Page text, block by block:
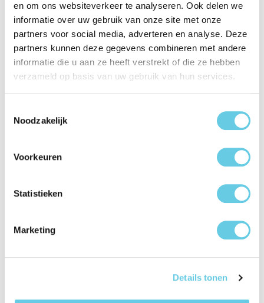
en om ons websiteverkeer te analyseren. Ook delen we
informatie over uw gebruik van onze site met onze
partners voor social media, adverteren en analyse. Deze
partners kunnen deze gegevens combineren met andere
informatie die u aan ze heeft verstrekt of die ze hebben
verzameld op basis van uw gebruik van hun services.
Noodzakelijk
Voorkeuren
Statistieken
Marketing
Details tonen
Productinformatie "BeHello BeHello
Samsung Galaxy Tab A11+ / A9+ (11 inch)
Smart stand case zwart"
Met de BeHello Smart Stand Case bescherm je je Samsung
Galaxy Tab A11+ / A9+ tegen krassen, stoten en vuil, terwijl
verschillende kijkhoeken plaatsen, perfect voor werken,
Volledige bescherming: Beschermt je tablet rondom
Ingebouwde standaard: Kies de perfecte kijkhoek voor
Slimme slaap-/waakfunctie: Je Tab A11+ / A9+ gaat
automatisch aan of uit wanneer je de hoes opent of
Perfecte pasvorm: Speciaal ontworpen voor de
Samsung Galaxy Tab A11+ / A9+ met precieze
uitsparingen voor knoppen, poorten en de camera.